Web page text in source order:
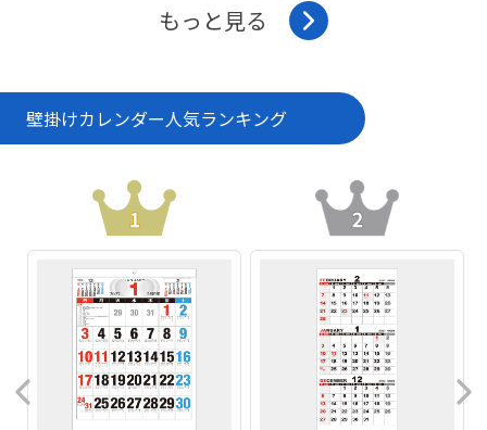
もっと見る
壁掛けカレンダー人気ランキング